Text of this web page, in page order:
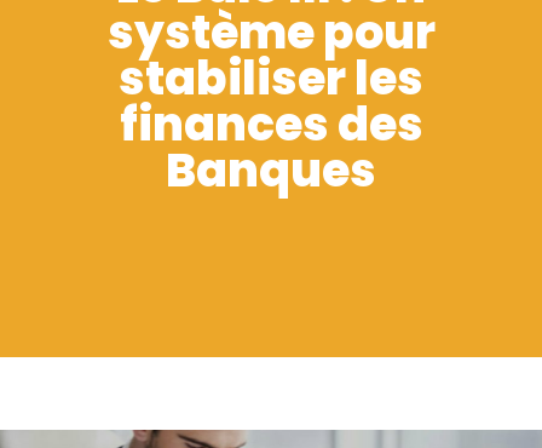
système pour
stabiliser les
finances des
Banques